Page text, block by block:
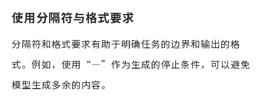
使用分隔符与格式要求
分隔符和格式要求有助于明确任务的边界和输出的格
式。例如，使用“—”作为生成的停止条件，可以避免
模型生成多余的内容。